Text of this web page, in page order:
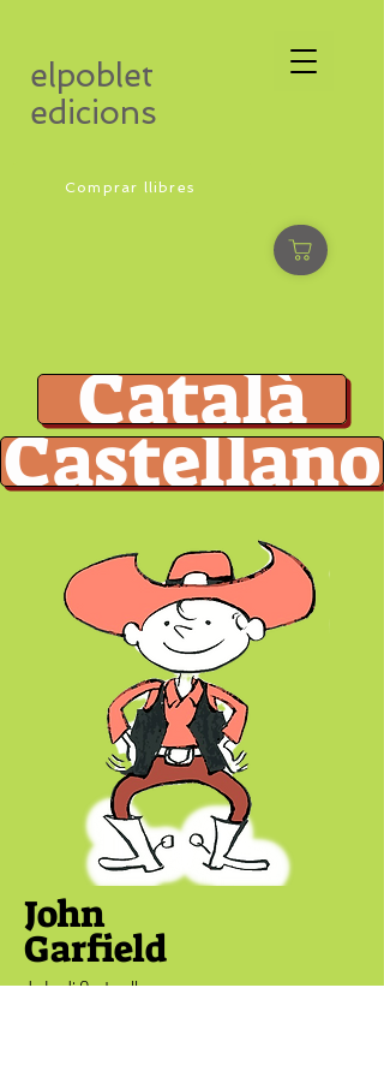
elpoblet
edicions
Comprar llibres
Català
Castellano
John
Garfield
de Jordi Cantavella